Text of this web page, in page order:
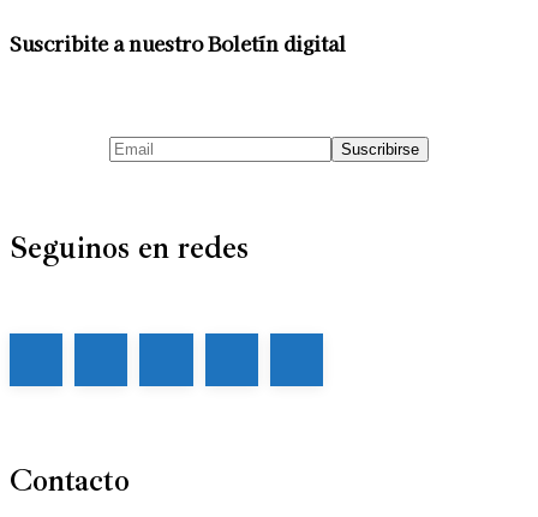
Suscribite a nuestro Boletín digital
Seguinos en redes
Contacto